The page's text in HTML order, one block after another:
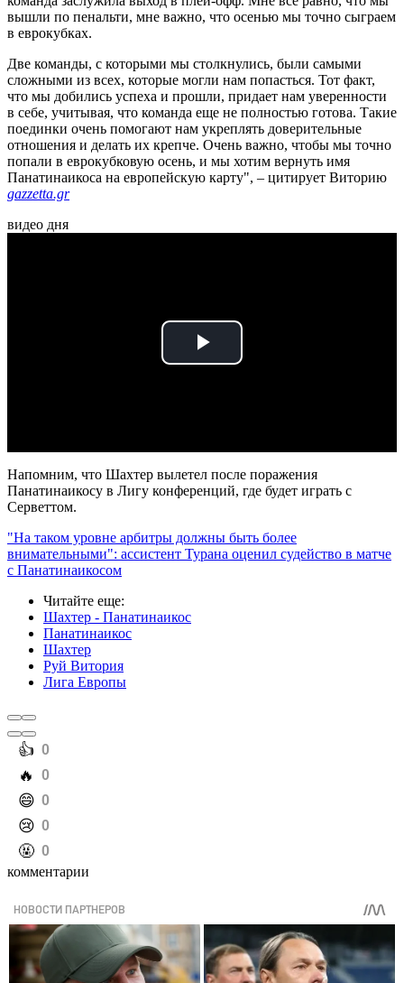
вышли по пенальти, мне важно, что осенью мы точно сыграем
в еврокубках.
Две команды, с которыми мы столкнулись, были самыми
сложными из всех, которые могли нам попасться. Тот факт,
что мы добились успеха и прошли, придает нам уверенности
в себе, учитывая, что команда еще не полностью готова. Такие
поединки очень помогают нам укреплять доверительные
отношения и делать их крепче. Очень важно, чтобы мы точно
попали в еврокубковую осень, и мы хотим вернуть имя
Панатинаикоса на европейскую карту", – цитирует Виторию
gazzetta.gr
видео дня
Play
Напомним, что Шахтер вылетел после поражения
Панатинаикосу в Лигу конференций, где будет играть с
Серветтом.
"На таком уровне арбитры должны быть более
внимательными": ассистент Турана оценил судейство в матче
с Панатинаикосом
Читайте еще:
Шахтер - Панатинаикос
Панатинаикос
Шахтер
Руй Витория
Лига Европы
️👍 0
️🔥 0
️😄 0
️😢 0
️🤬 0
комментарии